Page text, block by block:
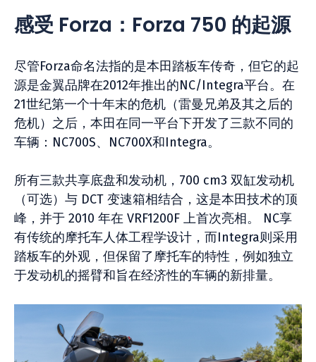
感受 Forza：Forza 750 的起源
尽管Forza命名法指的是本田踏板车传奇，但它的起
源是金翼品牌在2012年推出的NC/Integra平台。在
21世纪第一个十年末的危机（雷曼兄弟及其之后的
危机）之后，本田在同一平台下开发了三款不同的
车辆：NC700S、NC700X和Integra。
所有三款共享底盘和发动机，700 cm3 双缸发动机
（可选）与 DCT 变速箱相结合，这是本田技术的顶
峰，并于 2010 年在 VRF1200F 上首次亮相。 NC享
有传统的摩托车人体工程学设计，而Integra则采用
踏板车的外观，但保留了摩托车的特性，例如独立
于发动机的摇臂和旨在经济性的车辆的新排量。